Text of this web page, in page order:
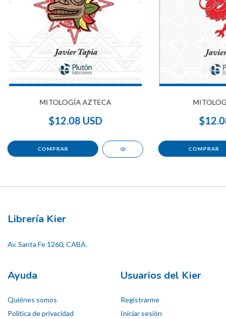
MITOLOGÍA AZTECA
$12.08 USD
Librería Kier
Av. Santa Fe 1260, CABA.
Ayuda
Quiénes somos
Política de privacidad
Usuarios del Kier
Registrarme
Iniciar sesión